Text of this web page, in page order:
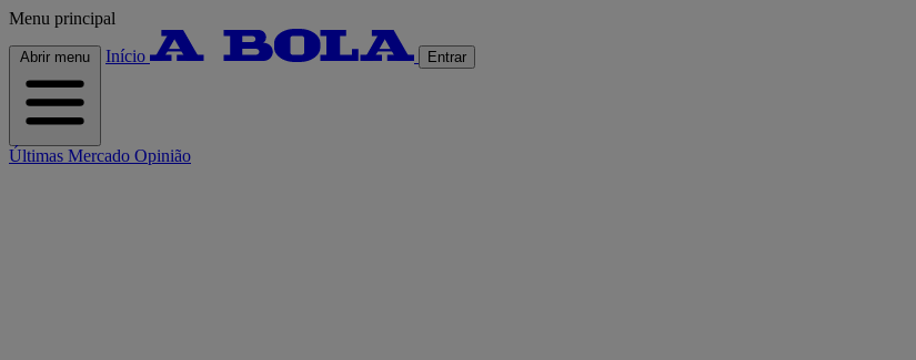
Menu principal
Abrir menu Início Entrar
Últimas Mercado Opinião